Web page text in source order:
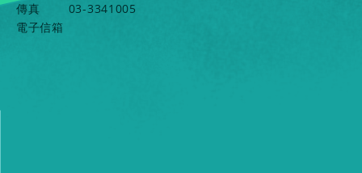
傳真
03-3341005
電子信箱